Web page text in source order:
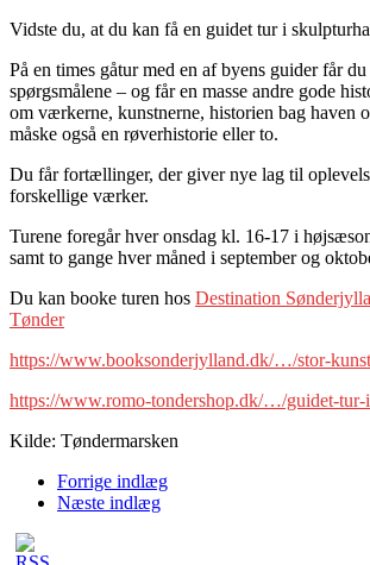
Vidste du, at du kan få en guidet tur i
På en times gåtur med en af byens guider får
spørgsmålene – og får en masse andre gode
om værkerne, kunstnerne, historien bag haven
måske også en røverhistorie eller to.
Du får fortællinger, der giver nye lag til
forskellige værker.
Turene foregår hver onsdag kl. 16-17 i
samt to gange hver måned i september og
Du kan booke turen hos Destination
Tønder
https://www.booksonderjylland.dk/…/stor-
https://www.romo-tondershop.dk/…/guidet-
Kilde: Tøndermarsken
Forrige indlæg
Næste indlæg